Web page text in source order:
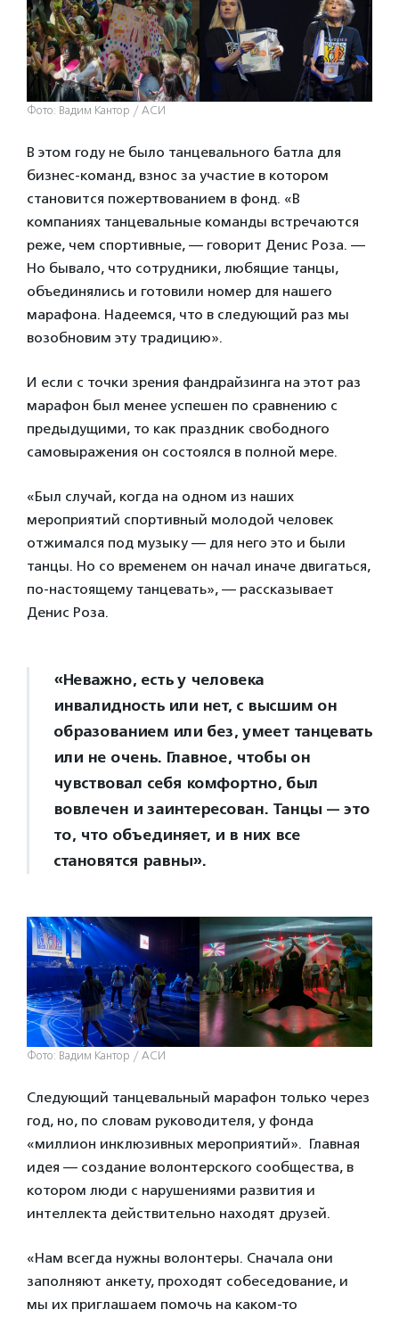
Фото: Вадим Кантор / АСИ
В этом году не было танцевального батла для
бизнес-команд, взнос за участие в котором
становится пожертвованием в фонд. «В
компаниях танцевальные команды встречаются
реже, чем спортивные, — говорит Денис Роза. —
Но бывало, что сотрудники, любящие танцы,
объединялись и готовили номер для нашего
марафона. Надеемся, что в следующий раз мы
возобновим эту традицию».
И если с точки зрения фандрайзинга на этот раз
марафон был менее успешен по сравнению с
предыдущими, то как праздник свободного
самовыражения он состоялся в полной мере.
«Был случай, когда на одном из наших
мероприятий спортивный молодой человек
отжимался под музыку — для него это и были
танцы. Но со временем он начал иначе двигаться,
по-настоящему танцевать», — рассказывает
Денис Роза.
«Неважно, есть у человека
инвалидность или нет, с высшим он
образованием или без, умеет танцевать
или не очень. Главное, чтобы он
чувствовал себя комфортно, был
вовлечен и заинтересован. Танцы — это
то, что объединяет, и в них все
становятся равны».
Фото: Вадим Кантор / АСИ
Следующий танцевальный марафон только через
год, но, по словам руководителя, у фонда
«миллион инклюзивных мероприятий». Главная
идея — создание волонтерского сообщества, в
котором люди с нарушениями развития и
интеллекта действительно находят друзей.
«Нам всегда нужны волонтеры. Сначала они
заполняют анкету, проходят собеседование, и
мы их приглашаем помочь на каком-то